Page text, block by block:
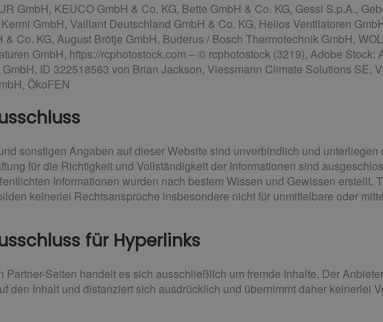
GmbH, KEUCO GmbH & Co. KG, Bette GmbH & Co. KG, Gessi S.p.A.,
GmbH, Vaillant Deutschland GmbH & Co. KG, Helios Ventilatoren
& Co. KG, August Brötje GmbH, Buderus / Bosch Thermotechnik GmbH,
GmbH, https://rcphotostock.com – © rcphotostock (3219), Adobe Stock:
ID 322518563 von Brian Jackson, Viessmann Climate Solutions SE,
ÖkoFEN
sonstigen Angaben auf dieser Website sind unverbindlich und
für die Richtigkeit und Vollständigkeit der Informationen sind
Informationen wurden nach bestem Wissen und Gewissen erstellt.
keinerlei Rechtsansprüche insbesondere nicht für unmittelbare oder
für Hyperlinks
Partner-Seiten handelt es sich ausschließlich um fremde Inhalte. Der
den Inhalt und distanziert sich ausdrücklich und übernimmt daher keinerlei